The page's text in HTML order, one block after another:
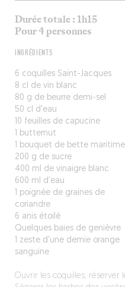
Durée totale : 1h15
Pour 4 personnes
INGRÉDIENTS
6 coquilles Saint-Jacques
8 cl de vin blanc
80 g de beurre demi-sel
50 cl d’eau
10 feuilles de capucine
1 butternut
1 bouquet de bette maritime
200 g de sucre
400 ml de vinaigre blanc
600 ml d’eau
1 poignée de graines de
coriandre
6 anis étoilé
Quelques baies de genièvre
1 zeste d’une demie orange
sanguine
Ouvrir les coquilles, réserver